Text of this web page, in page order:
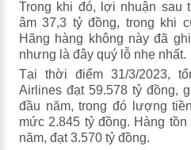
Trong khi đó, lợi nhuận sau
âm 37,3 tỷ đồng, trong khi
Hãng hàng không này đã
nhưng là đây quý lỗ nhẹ nhất.
Tại thời điểm 31/3/2023,
Airlines đạt 59.578 tỷ đồng,
đầu năm, trong đó lượng
mức 2.845 tỷ đồng. Hàng
năm, đạt 3.570 tỷ đồng.